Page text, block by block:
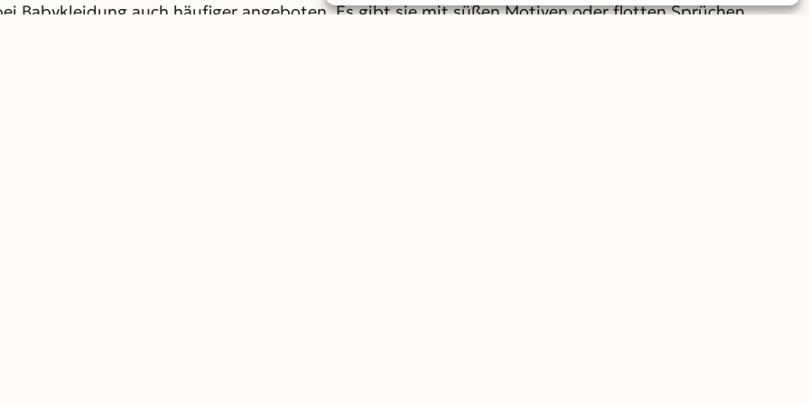
Babykleidung auch häufiger angeboten. Es gibt sie mit süßen Motiven oder flotten Sprüchen